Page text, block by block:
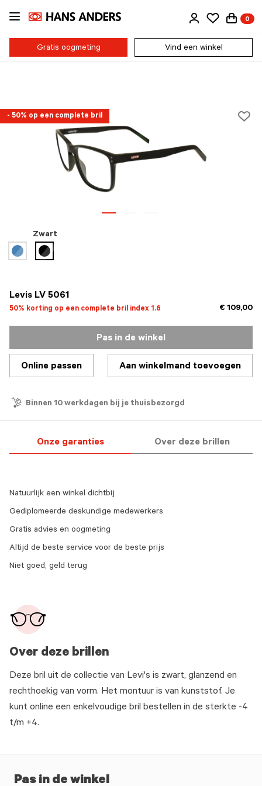
Ga
naar
inhoud
0
Gratis oogmeting Vind een winkel
- 50% op een complete bril
Levis LV 5061
50% korting op een complete bril index 1.6 € 109,00
Zwart
geselecteerd
Pas in de winkel
Online passen Aan winkelmand toevoegen
Binnen 10 werkdagen bij je thuisbezorgd
Onze garanties Over deze brillen
Over deze brillen
Deze bril uit de collectie van Levi's is zwart, glanzend en
rechthoekig van vorm. Het montuur is van kunststof. Je
kunt online een enkelvoudige bril bestellen in de sterkte -4
t/m +4.
Natuurlijk een winkel dichtbij
Gediplomeerde deskundige medewerkers
Gratis advies en oogmeting
Altijd de beste service voor de beste prijs
Niet goed, geld terug
Pas in de winkel